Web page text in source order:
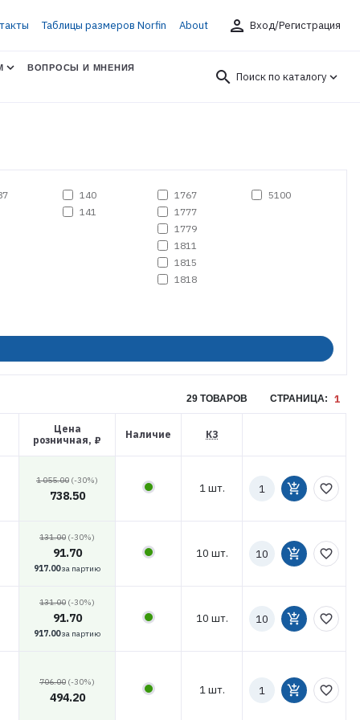
Таблицы размеров Norfin About person Вход/Регистрация
ВОПРОСЫ И МНЕНИЯ
search Поиск по каталогу
140
141
1767
1777
1779
1811
1815
1818
5100
29 ТОВАРОВ СТРАНИЦА: 1
Цена
розничная, ₽
Наличие КЗ
1 055.00 (-30%)
738.50
1 шт.
Количество
к
add_shopping_cart favorite_border
131.00 (-30%)
91.70
917.00за партию
10 шт.
Количество
к
add_shopping_cart favorite_border
131.00 (-30%)
91.70
917.00за партию
10 шт.
Количество
к
add_shopping_cart favorite_border
706.00 (-30%)
494.20
1 шт.
Количество
к
add_shopping_cart favorite_border